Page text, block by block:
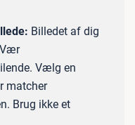
Billedet af dig
Vælg en
matcher
Brug ikke et